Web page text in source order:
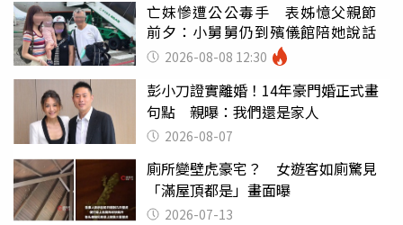
亡妹慘遭公公毒手 表姊憶父親節
前夕：小舅舅仍到殯儀館陪她說話
2026-08-08 12:30
彭小刀證實離婚！14年豪門婚正式畫
句點 親曝：我們還是家人
2026-08-07
廁所變壁虎豪宅？ 女遊客如廁驚見
「滿屋頂都是」畫面曝
2026-07-13